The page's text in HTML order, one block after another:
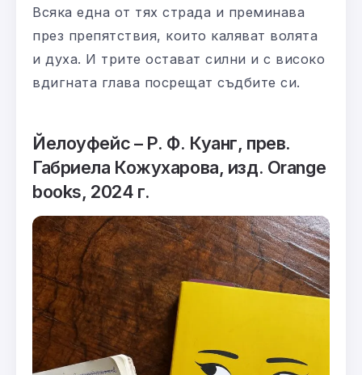
Всяка една от тях страда и преминава
през препятствия, които каляват волята
и духа. И трите остават силни и с високо
вдигната глава посрещат съдбите си.
Йелоуфейс – Р. Ф. Куанг, прев.
Габриела Кожухарова, изд. Orange
books, 2024 г.